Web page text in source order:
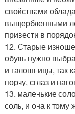
свойствами
выщербленными
привести в
12. Старые
обувь нужно
и галошницы, так
порчу, сглаз и
13. маленькие
соль, и она к тому